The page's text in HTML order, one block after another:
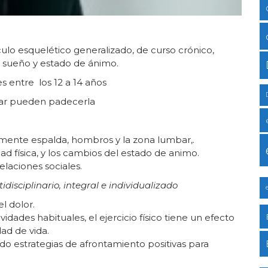
esquelético generalizado, de curso crónico,
y estado de ánimo.
entre los 12 a 14 años
pueden padecerla
espalda, hombros y la zona lumbar,.
física, y los cambios del estado de animo.
sociales.
integral e individualizado
dolor.
habituales, el ejercicio físico tiene un efecto
de vida.
estrategias de afrontamiento positivas para